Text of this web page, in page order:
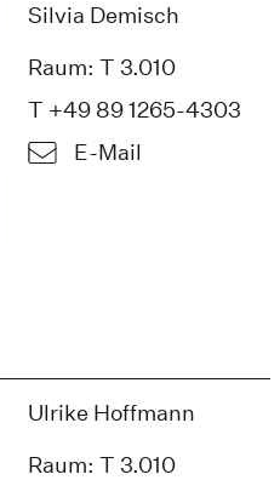
Silvia Demisch
Raum: T 3.010
T +49 89 1265-4303
E-Mail
Ulrike Hoffmann
Raum: T 3.010